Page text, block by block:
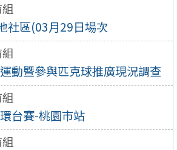
社區(03月29日場次
動暨參與匹克球推廣現況調查
台賽-桃園市站